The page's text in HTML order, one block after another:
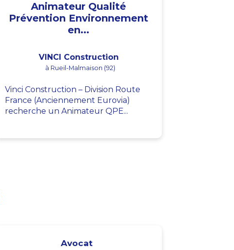
Animateur Qualité
Prévention Environnement
en...
VINCI Construction
à Rueil-Malmaison (92)
Vinci Construction – Division Route
France (Anciennement Eurovia)
recherche un Animateur QPE...
Avocat